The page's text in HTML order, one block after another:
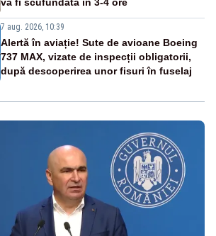
7 aug. 2026, 10:39
Alertă în aviație! Sute de avioane Boeing
737 MAX, vizate de inspecții obligatorii,
după descoperirea unor fisuri în fuselaj